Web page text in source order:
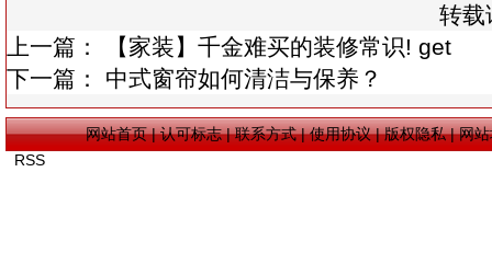
转载
上一篇：
【家装】千金难买的装修常识! get
下一篇： 中式窗帘如何清洁与保养？
网站首页|认可标志|联系方式|使用协议|版权隐私|网
RSS